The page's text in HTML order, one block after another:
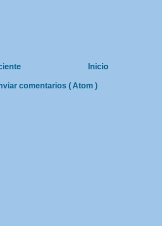
Inicio
comentarios ( Atom )